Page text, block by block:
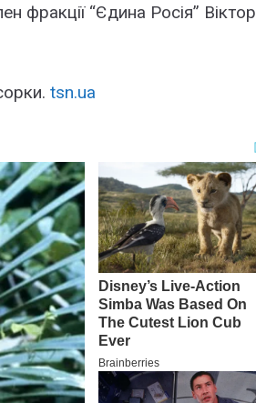
фракції “Єдина Росія” Віктор
tsn.ua